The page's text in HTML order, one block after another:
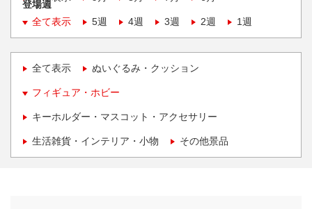
登場週
全て表示
5週 4週 3週 2週 1週
全て表示 ぬいぐるみ・クッション
フィギュア・ホビー
キーホルダー・マスコット・アクセサリー
生活雑貨・インテリア・小物 その他景品